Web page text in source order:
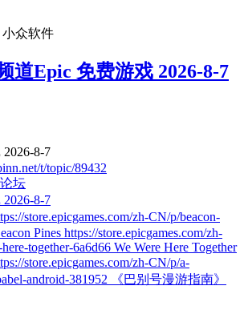
小众软件
道Epic 免费游戏 2026-8-7
8-7
t/topic/89432
坛
8-7
store.epicgames.com/zh-CN/p/beacon-
Pines https://store.epicgames.com/zh-
together-6a6d66 We Were Here Together
store.epicgames.com/zh-CN/p/a-
android-381952 《巴别号漫游指南》